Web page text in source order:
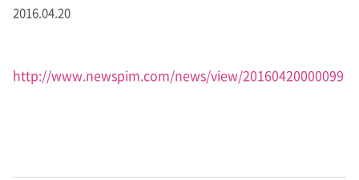
2016.04.20
http://www.newspim.com/news/view/20160420000099